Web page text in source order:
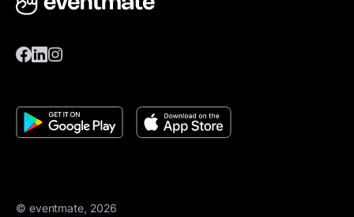
© eventmate, 2026